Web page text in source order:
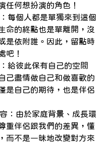
任何想扮演的角色！
每個人都是單獨來到這個
命的終點也是單離開，沒
是依附誰。因此，留點時
吧！
給彼此保有自己的空間
己盡情做自己和做喜歡的
是自己的期待，也是伴侶
：由於家庭背景、成長環
重伴侶跟我們的差異，懂
而不是一昧地改變對方來